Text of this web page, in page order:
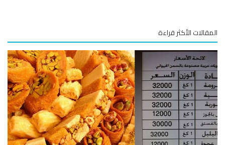
الأكثر قراءة